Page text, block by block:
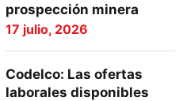
prospección minera
17 julio, 2026
Codelco: Las ofertas
laborales disponibles